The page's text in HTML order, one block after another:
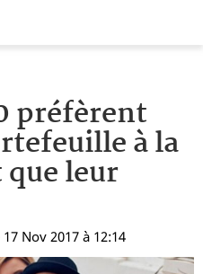
préfèrent
à la
leur
Nov 2017 à 12:14